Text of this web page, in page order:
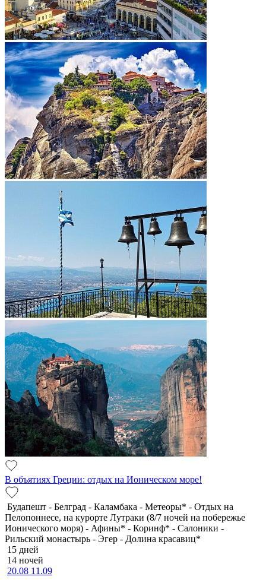
В объятиях Греции: отдых на Ионическом море!
Будапешт - Белград - Каламбака - Метеоры* - Отдых на
Пелопоннесе, на курорте Лутраки (8/7 ночей на побережье
Ионического моря) - Афины* - Коринф* - Салоники -
Рильский монастырь - Эгер - Долина красавиц*
15 дней
14 ночей
20.08 11.09